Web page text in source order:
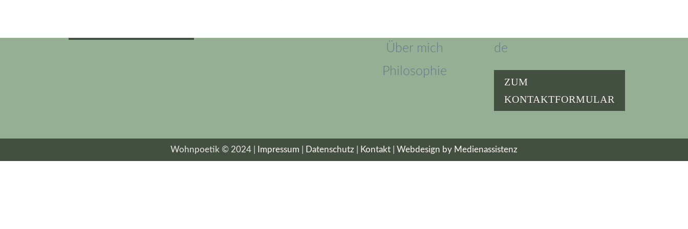
Über mich
Philosophie
de
ZUM
KONTAKTFORMULAR
Wohnpoetik © 2024 | Impressum Datenschutz Kontakt Webdesign by Medienassistenz